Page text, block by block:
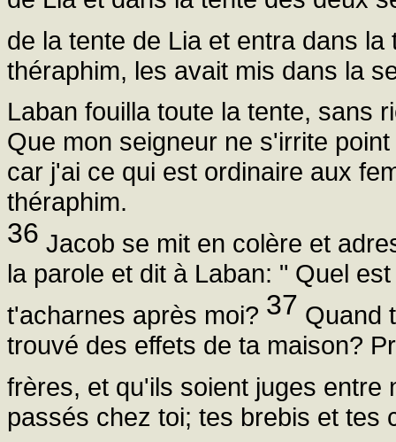
de la tente de Lia et entra dans
théraphim, les avait mis dans la
Laban fouilla toute la tente, sans
Que mon seigneur ne s'irrite
car j'ai ce qui est ordinaire aux
théraphim.
36 Jacob se mit en colère et
la parole et dit à Laban: " Quel
t'acharnes après moi? 37 Quand
trouvé des effets de ta maison?
frères, et qu'ils soient juges entre
passés chez toi; tes brebis et tes